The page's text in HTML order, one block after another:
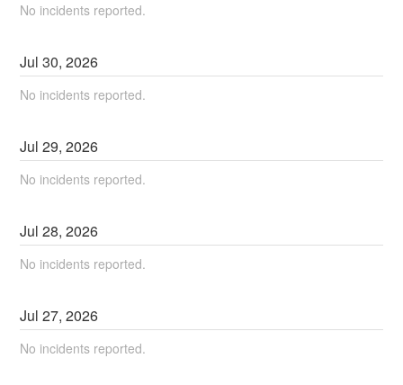
No incidents reported.
Jul30,2026
No incidents reported.
Jul29,2026
No incidents reported.
Jul28,2026
No incidents reported.
Jul27,2026
No incidents reported.